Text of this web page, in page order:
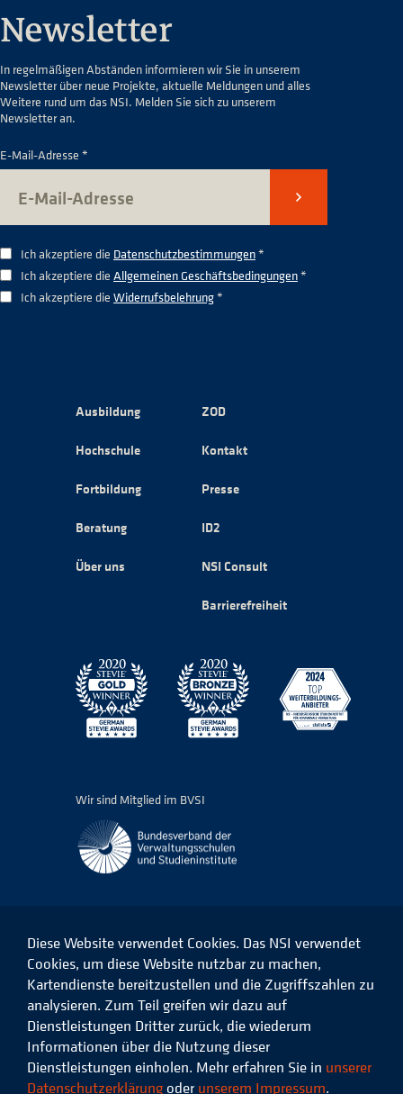
Newsletter
In regelmäßigen Abständen informieren wir Sie in unserem
Newsletter über neue Projekte, aktuelle Meldungen und alles
Weitere rund um das NSI. Melden Sie sich zu unserem
Newsletter an.
E-Mail-Adresse *
Senden
Ich akzeptiere die Datenschutzbestimmungen*
Ich akzeptiere die Allgemeinen Geschäftsbedingungen*
Ich akzeptiere die Widerrufsbelehrung*
Ausbildung
Hochschule
Fortbildung
Beratung
Über uns
ZOD
Kontakt
Presse
ID2
NSI Consult
Barrierefreiheit
Wir sind Mitglied im BVSI
Das
NSI
Facebook
Das
NSI
auf
LinkedIn
Das
NSI
auf
Instagram
Das
Xing
Datenschutz Impressum
Diese Website verwendet Cookies. Das NSI verwendet
Cookies, um diese Website nutzbar zu machen,
Kartendienste bereitzustellen und die Zugriffszahlen zu
analysieren. Zum Teil greifen wir dazu auf
Dienstleistungen Dritter zurück, die wiederum
Informationen über die Nutzung dieser
Dienstleistungen einholen. Mehr erfahren Sie in unserer
Datenschutzerklärung oder unserem Impressum.